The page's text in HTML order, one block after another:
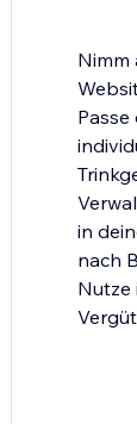
Nimm
in
nach
Nutze